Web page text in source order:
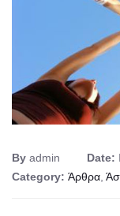
By admin Date:
Category: Άρθρα